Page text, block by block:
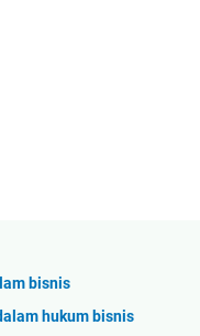
bisnis
hukum bisnis